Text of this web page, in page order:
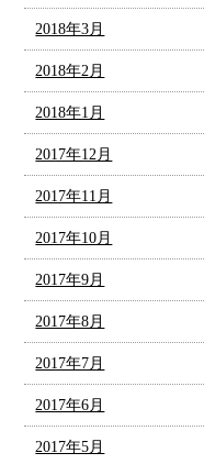
2018年3月
2018年2月
2018年1月
2017年12月
2017年11月
2017年10月
2017年9月
2017年8月
2017年7月
2017年6月
2017年5月